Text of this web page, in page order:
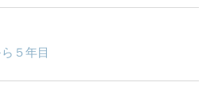
５年目